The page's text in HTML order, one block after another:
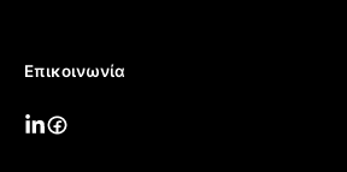
Επικοινωνία